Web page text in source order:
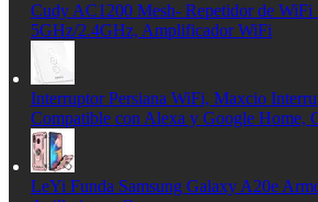
Cudy AC1200 Mesh- Repetidor de WiFi
5GHz/2.4GHz, Amplificador WiFi
Interruptor Persiana WiFi, Maxcio
Compatible con Alexa y Google Home,
LeYi Funda Samsung Galaxy A20e